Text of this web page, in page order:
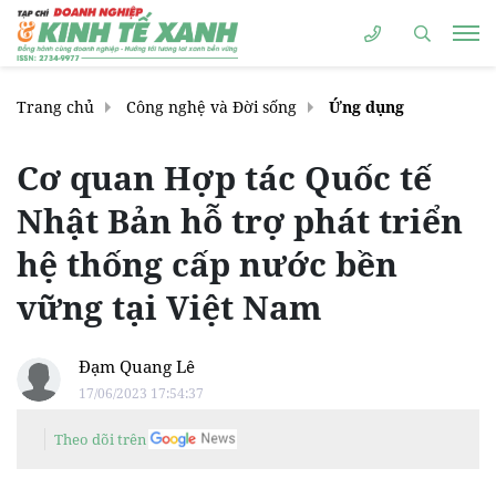
Trang chủ Công nghệ và Đời sống Ứng dụng
Cơ quan Hợp tác Quốc tế
Nhật Bản hỗ trợ phát triển
hệ thống cấp nước bền
vững tại Việt Nam
Đạm Quang Lê
17/06/2023 17:54:37
Theo dõi trên